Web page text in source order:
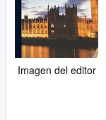
Imagen del editor